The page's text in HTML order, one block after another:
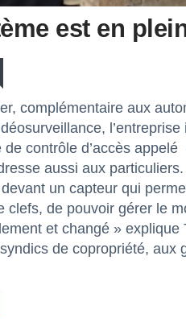
est en
complémentaire aux
contrôle d’accès
aussi aux
un capteur qui
clefs, de pouvoir gérer le
et changé » explique
de copropriété, aux